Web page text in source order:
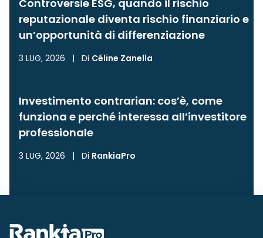
Controversie ESG, quando il rischio
reputazionale diventa rischio finanziario e
un’opportunità di differenziazione
3 LUG, 2026 | Di Céline Zanella
Investimento contrarian: cos’è, come
funziona e perché interessa all’investitore
professionale
3 LUG, 2026 | Di RankiaPro